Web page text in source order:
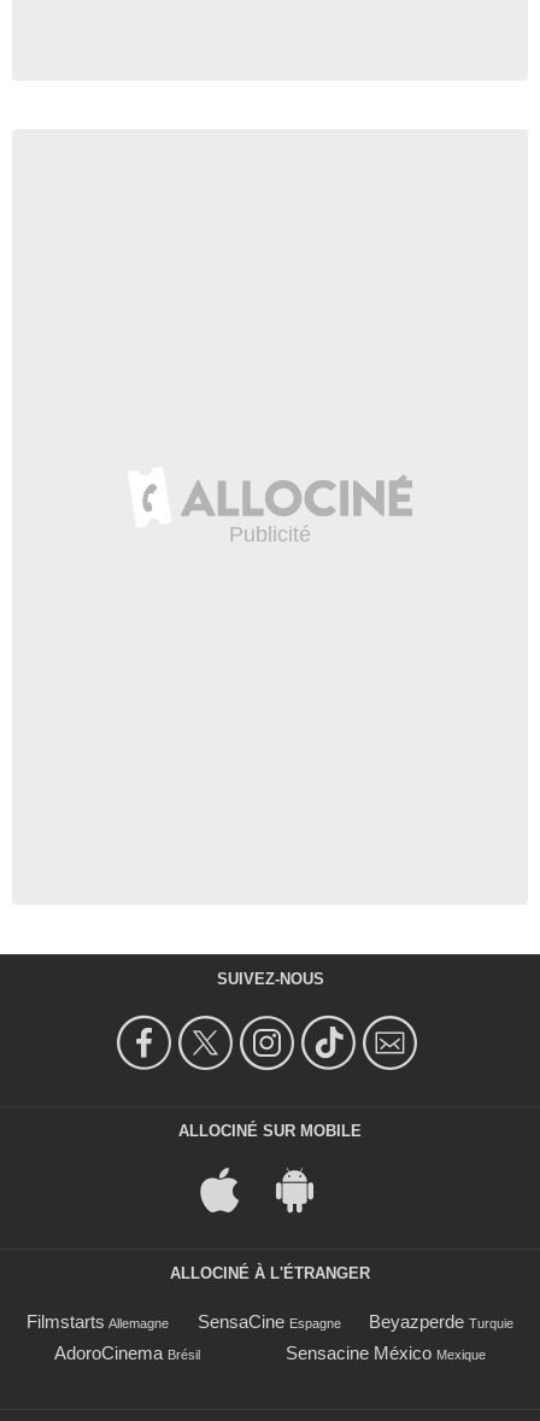
SUIVEZ-NOUS
ALLOCINÉ SUR MOBILE
ALLOCINÉ À L'ÉTRANGER
Filmstarts Allemagne SensaCine Espagne Beyazperde Turquie
AdoroCinema Brésil Sensacine México Mexique